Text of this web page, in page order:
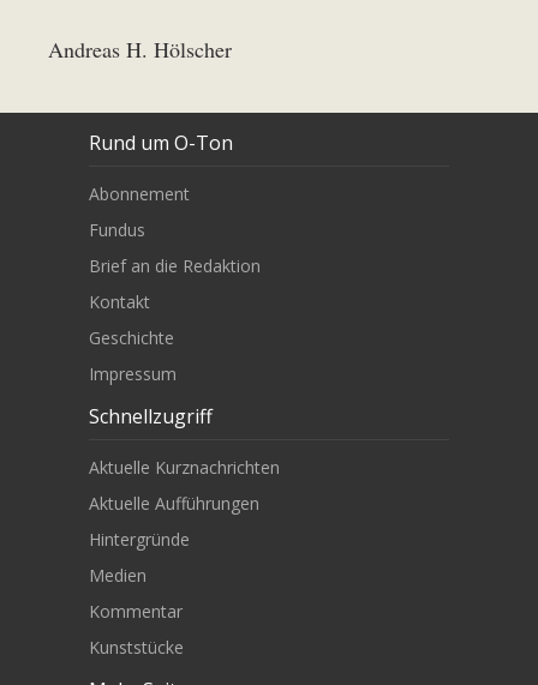
Andreas H. Hölscher
Rund um O-Ton
Abonnement
Fundus
Brief an die Redaktion
Kontakt
Geschichte
Impressum
Schnellzugriff
Aktuelle Kurznachrichten
Aktuelle Aufführungen
Hintergründe
Medien
Kommentar
Kunststücke